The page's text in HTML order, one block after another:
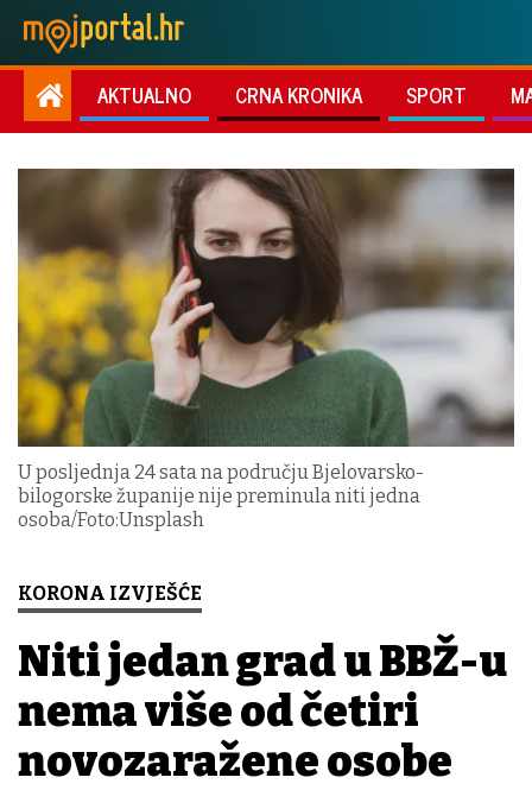
AKTUALNO CRNA KRONIKA SPORT
U posljednja 24 sata na području Bjelovarsko-
bilogorske županije nije preminula niti jedna
osoba/Foto:Unsplash
KORONA IZVJEŠĆE
Niti jedan grad u BBŽ-u
nema više od četiri
novozaražene osobe